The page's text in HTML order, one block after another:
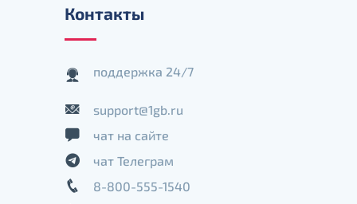
Контакты
поддержка 24/7
support@1gb.ru
чат на сайте
чат Телеграм
8-800-555-1540